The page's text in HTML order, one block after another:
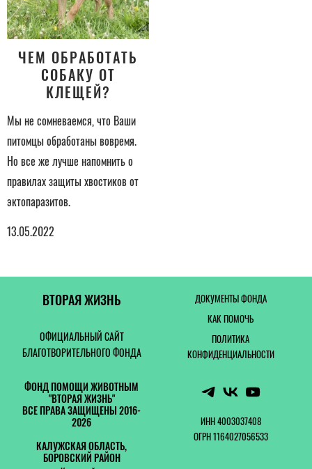
ЧЕМ ОБРАБОТАТЬ
СОБАКУ ОТ
КЛЕЩЕЙ?
Мы не сомневаемся, что Ваши
питомцы обработаны вовремя.
Но все же лучше напомнить о
правилах защиты хвостиков от
эктопаразитов.
13.05.2022
ВТОРАЯ ЖИЗНЬ
ОФИЦИАЛЬНЫЙ САЙТ
БЛАГОТВОРИТЕЛЬНОГО ФОНДА
ДОКУМЕНТЫ ФОНДА
КАК ПОМОЧЬ
ПОЛИТИКА
КОНФИДЕНЦИАЛЬНОСТИ
ФОНД ПОМОЩИ ЖИВОТНЫМ
"ВТОРАЯ ЖИЗНЬ"
ВСЕ ПРАВА ЗАЩИЩЕНЫ 2016-
2026
КАЛУЖСКАЯ ОБЛАСТЬ,
БОРОВСКИЙ РАЙОН
ИНН 4003037408
ОГРН 1164027056533